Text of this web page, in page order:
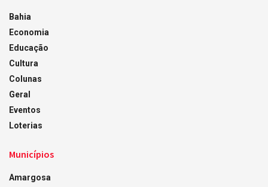
Bahia
Economia
Educação
Cultura
Colunas
Geral
Eventos
Loterias
Municípios
Amargosa